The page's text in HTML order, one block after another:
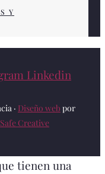
Y
Linkedin
· Diseño webpor
Safe Creative
tienen una